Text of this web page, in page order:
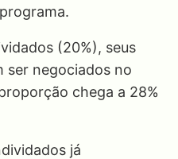
(20%), seus
ser negociados no
chega a 28%
já